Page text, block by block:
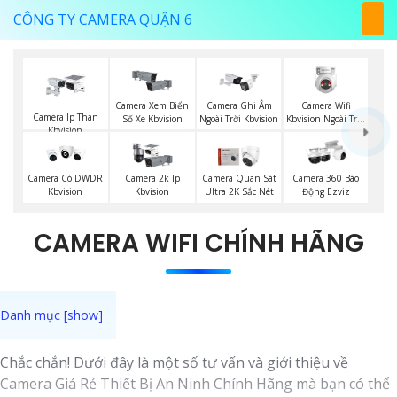
CÔNG TY CAMERA QUẬN 6
Camera Ip Than
Kbvision
Camera Xem Biển
Số Xe Kbvision
Camera Ghi Âm
Ngoài Trời Kbvision
Camera Wifi
Kbvision Ngoài Trời
Camera Có DWDR
Kbvision
Camera 2k Ip
Kbvision
Camera Quan Sát
Ultra 2K Sắc Nét
Camera 360 Báo
Động Ezviz
CAMERA WIFI CHÍNH HÃNG
Chắc chắn! Dưới đây là một số tư vấn và giới thiệu về
Camera Giá Rẻ Thiết Bị An Ninh Chính Hãng mà bạn có thể